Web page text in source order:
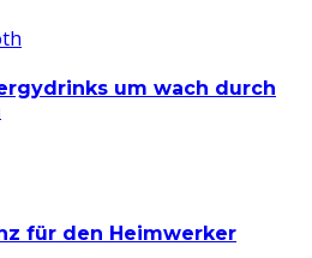
um wach durch
für den Heimwerker